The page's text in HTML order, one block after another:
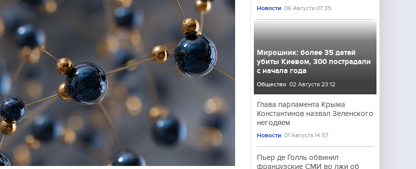
Новости 06 Августа 07:35
Мирошник: более 35 детей
убиты Киевом, 300 пострадали
с начала года
Общество 02 Августа 23:12
Глава парламента Крыма
Константинов назвал Зеленского
негодяем
Новости 01 Августа 14:57
Пьер де Голль обвинил
французские СМИ во лжи об